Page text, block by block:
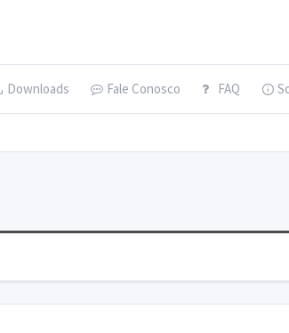
Downloads Fale Conosco FAQ